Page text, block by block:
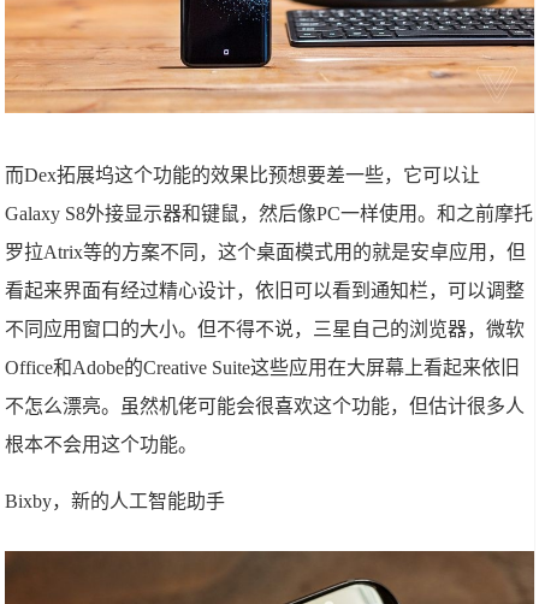
而Dex拓展坞这个功能的效果比预想要差一些，它可以让
Galaxy S8外接显示器和键鼠，然后像PC一样使用。和之前摩托
罗拉Atrix等的方案不同，这个桌面模式用的就是安卓应用，但
看起来界面有经过精心设计，依旧可以看到通知栏，可以调整
不同应用窗口的大小。但不得不说，三星自己的浏览器，微软
Office和Adobe的Creative Suite这些应用在大屏幕上看起来依旧
不怎么漂亮。虽然机佬可能会很喜欢这个功能，但估计很多人
根本不会用这个功能。
Bixby，新的人工智能助手